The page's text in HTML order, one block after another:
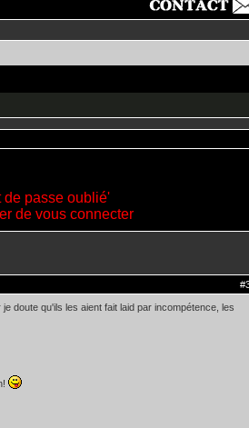
de passe oublié'
de vous connecter
doute qu'ils les aient fait laid par incompétence, les